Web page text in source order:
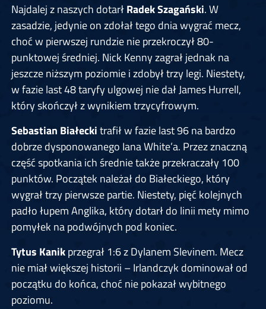
Najdalej z naszych dotarłRadek Szagański. W
zasadzie, jedynie on zdołał tego dnia wygrać mecz,
choć w pierwszej rundzie nie przekroczył 80-
punktowej średniej. Nick Kenny zagrał jednak na
jeszcze niższym poziomie i zdobył trzy legi. Niestety,
w fazie last 48 taryfy ulgowej nie dał James Hurrell,
który skończył z wynikiem trzycyfrowym.
Sebastian Białeckitrafił w fazie last 96 na bardzo
dobrze dysponowanego Iana White’a. Przez znaczną
część spotkania ich średnie także przekraczały 100
punktów. Początek należał do Białeckiego, który
wygrał trzy pierwsze partie. Niestety, pięć kolejnych
padło łupem Anglika, który dotarł do linii mety mimo
pomyłek na podwójnych pod koniec.
Tytus Kanikprzegrał 1:6 z Dylanem Slevinem. Mecz
nie miał większej historii – Irlandczyk dominował od
początku do końca, choć nie pokazał wybitnego
poziomu.